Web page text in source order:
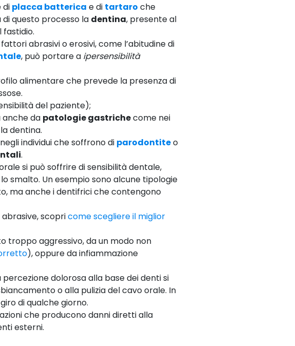
di placca batterica e di tartaro che
di questo processo la dentina, presente al
fastidio.
abrasivi o erosivi, come l’abitudine di
, può portare a ipersensibilità
alimentare che prevede la presenza di
del paziente);
anche da patologie gastrichecome nei
dentina.
individui che soffrono di parodontiteo
.
si può soffrire di sensibilità dentale,
smalto. Un esempio sono alcune tipologie
ma anche i dentifrici che contengono
scopricome scegliere il miglior
troppo aggressivo, da un modo non
), oppure da infiammazione
percezione dolorosa alla base dei denti si
o alla pulizia del cavo orale. In
di qualche giorno.
che producono danni diretti alla
esterni.